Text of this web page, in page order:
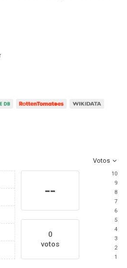
Votos
--
0
votos
10
9
8
7
6
5
4
3
2
1